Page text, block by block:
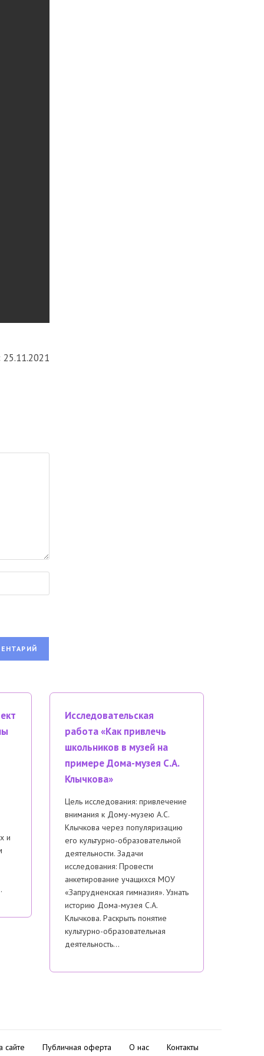
25.11.2021
и
Исследовательская
работа «Как привлечь
школьников в музей на
примере Дома-музея С.А.
Клычкова»
Цель исследования: привлечение
внимания к Дому-музею А.С.
Клычкова через популяризацию
его культурно-образовательной
деятельности. Задачи
исследования: Провести
анкетирование учащихся МОУ
«Запрудненская гимназия». Узнать
историю Дома-музея С.А.
Клычкова. Раскрыть понятие
культурно-образовательная
деятельность…
сайте Публичная оферта О нас Контакты